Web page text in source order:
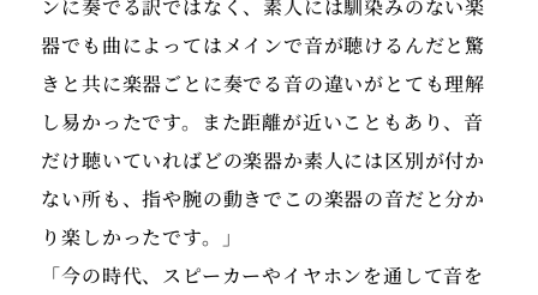
ンに奏でる訳ではなく、素人には馴染みのない楽
器でも曲によってはメインで音が聴けるんだと驚
きと共に楽器ごとに奏でる音の違いがとても理解
し易かったです。また距離が近いこともあり、音
だけ聴いていればどの楽器か素人には区別が付か
ない所も、指や腕の動きでこの楽器の音だと分か
り楽しかったです。」
「今の時代、スピーカーやイヤホンを通して音を